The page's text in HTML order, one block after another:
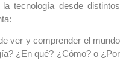
tecnología desde distintos
ver y comprender el mundo
¿En qué? ¿Cómo? o ¿Por